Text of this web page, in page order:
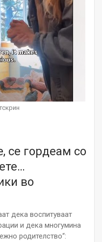
се гордеам со
во
дека воспитуваат
и дека многумина
родителство“: